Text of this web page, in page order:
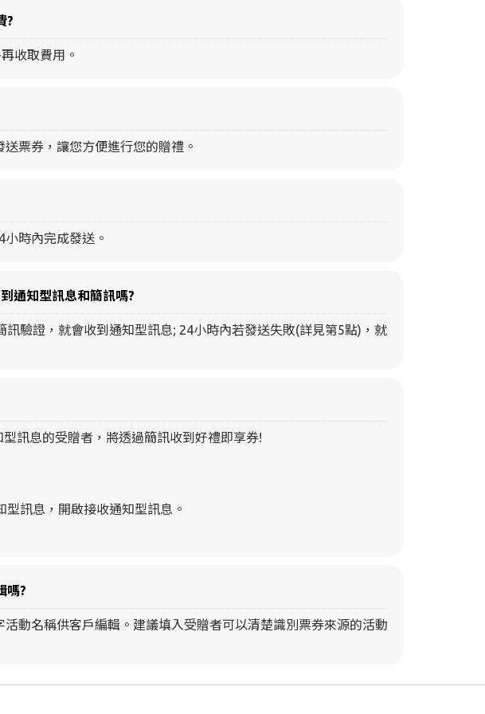
?
收取費用。
票券，讓您方便進行您的贈禮。
時內完成發送。
通知型訊息和簡訊嗎?
驗證，就會收到通知型訊息; 24小時內若發送失敗(詳見第5點)，就
訊息的受贈者，將透過簡訊收到好禮即享券!
訊息，開啟接收通知型訊息。
嗎?
動名稱供客戶編輯。建議填入受贈者可以清楚識別票券來源的活動